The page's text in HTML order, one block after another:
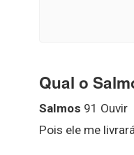
Qual o
Salmos 91 Ouvir
Pois ele me